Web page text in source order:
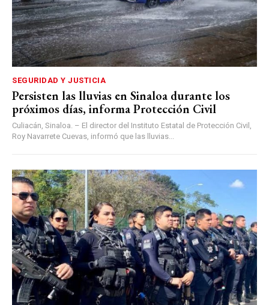
SEGURIDAD Y JUSTICIA
Persisten las lluvias en Sinaloa durante los
próximos días, informa Protección Civil
Culiacán, Sinaloa. – El director del Instituto Estatal de Protección Civil,
Roy Navarrete Cuevas, informó que las lluvias...